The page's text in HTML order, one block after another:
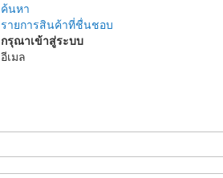
ค้นหา
รายการสินค้าที่ชื่นชอบ
กรุณาเข้าสู่ระบบ
อีเมล